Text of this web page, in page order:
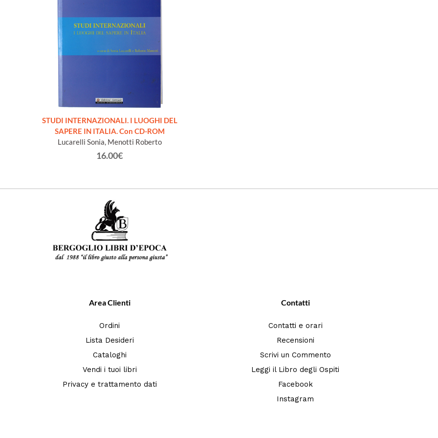
STUDI INTERNAZIONALI. I LUOGHI DEL
SAPERE IN ITALIA. Con CD-ROM
Lucarelli Sonia, Menotti Roberto
16.00€
Area Clienti
Ordini
Lista Desideri
Cataloghi
Vendi i tuoi libri
Privacy e trattamento dati
Contatti
Contatti e orari
Recensioni
Scrivi un Commento
Leggi il Libro degli Ospiti
Facebook
Instagram